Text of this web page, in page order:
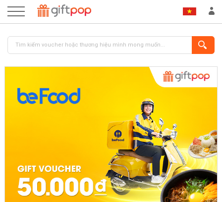
ĐĂNG KÝ